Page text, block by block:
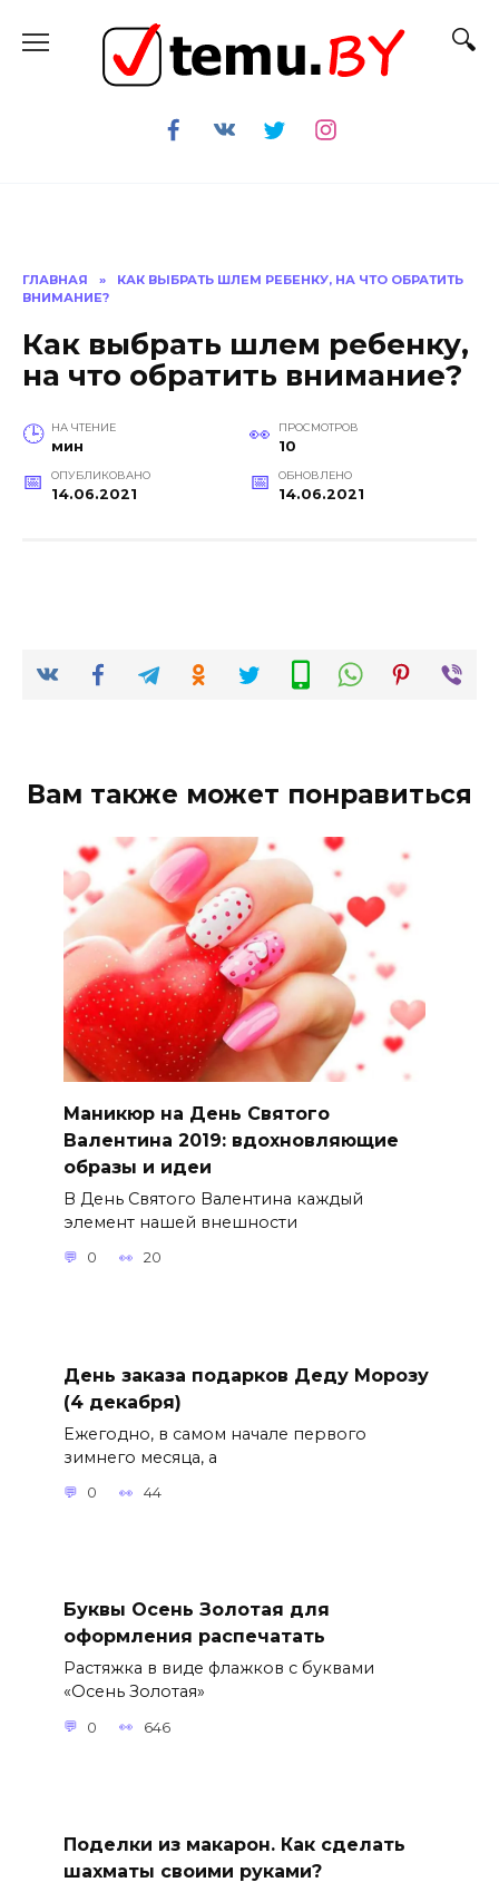
содержанию
ГЛАВНАЯ »
КАК ВЫБРАТЬ ШЛЕМ РЕБЕНКУ, НА ЧТО ОБРАТИТЬ
ВНИМАНИЕ?
Как выбрать шлем ребенку,
на что обратить внимание?
НА ЧТЕНИЕ
мин
ПРОСМОТРОВ
10
ОПУБЛИКОВАНО
14.06.2021
ОБНОВЛЕНО
14.06.2021
Вам также может понравиться
Маникюр на День Святого
Валентина 2019: вдохновляющие
образы и идеи
В День Святого Валентина каждый
элемент нашей внешности
0 20
День заказа подарков Деду Морозу
(4 декабря)
Ежегодно, в самом начале первого
зимнего месяца, а
0 44
Буквы Осень Золотая для
оформления распечатать
Растяжка в виде флажков с буквами
«Осень Золотая»
0 646
Поделки из макарон. Как сделать
шахматы своими руками?